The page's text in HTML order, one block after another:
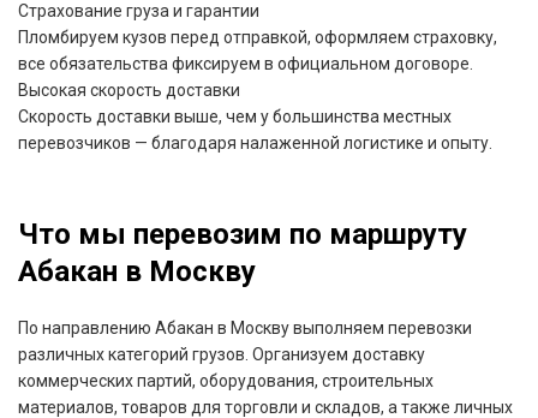
Страхование груза и гарантии
Пломбируем кузов перед отправкой, оформляем страховку,
все обязательства фиксируем в официальном договоре.
Высокая скорость доставки
Скорость доставки выше, чем у большинства местных
перевозчиков — благодаря налаженной логистике и опыту.
Что мы перевозим по маршруту
Абакан в Москву
По направлению Абакан в Москву выполняем перевозки
различных категорий грузов. Организуем доставку
коммерческих партий, оборудования, строительных
материалов, товаров для торговли и складов, а также личных